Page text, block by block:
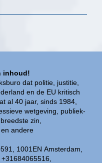
inhoud!
dat politie, justitie,
en de EU kritisch
al 40 jaar, sinds 1984,
wetgeving, publiek-
zin,
andere
1001EN Amsterdam,